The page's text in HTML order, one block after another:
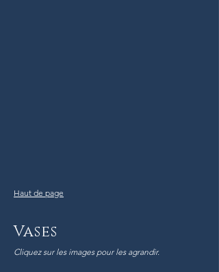
Haut de page
Vases
Cliquez sur les images pour les agrandir.